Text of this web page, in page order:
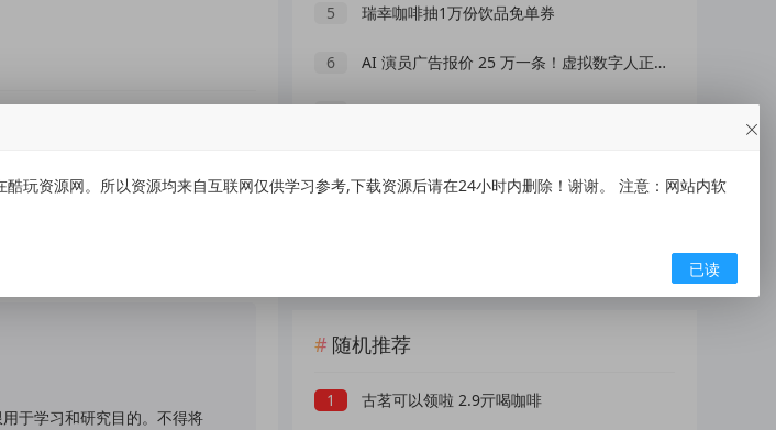
于学习和研究目的。不得将
5 瑞幸咖啡抽1万份饮品免单券
6 AI 演员广告报价 25 万一条！虚拟数字人正在抢占真人演员市场？
7
随机推荐
1 古茗可以领啦 2.9亓喝咖啡
玩资源网。所以资源均来自互联网仅供学习参考,下载资源后请在24小时内删除！谢谢。 注意：网站内软
已读